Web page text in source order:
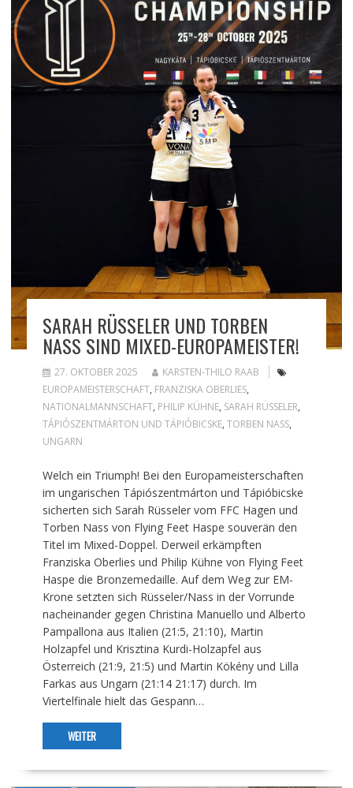
SARAH RÜSSELER UND TORBEN
NASS SIND MIXED-EUROPAMEISTER!
27. OKTOBER 2025
KARSTEN-THILO RAAB
EUROPAMEISTERSCHAFT, FRANZISKA OBERLIES,
NATIONALMANNSCHAFT, PHILIP KÜHNE, SARAH RÜSSELER,
TÁPIÓSZENTMÁRTON UND TÁPIÓBICSKE, TORBEN NASS,
UNGARN
Welch ein Triumph! Bei den Europameisterschaften
im ungarischen Tápiószentmárton und Tápióbicske
sicherten sich Sarah Rüsseler vom FFC Hagen und
Torben Nass von Flying Feet Haspe souverän den
Titel im Mixed-Doppel. Derweil erkämpften
Franziska Oberlies und Philip Kühne von Flying Feet
Haspe die Bronzemedaille. Auf dem Weg zur EM-
Krone setzten sich Rüsseler/Nass in der Vorrunde
nacheinander gegen Christina Manuello und Alberto
Pampallona aus Italien (21:5, 21:10), Martin
Holzapfel und Krisztina Kurdi-Holzapfel aus
Österreich (21:9, 21:5) und Martin Kökény und Lilla
Farkas aus Ungarn (21:14 21:17) durch. Im
Viertelfinale hielt das Gespann…
WEITER